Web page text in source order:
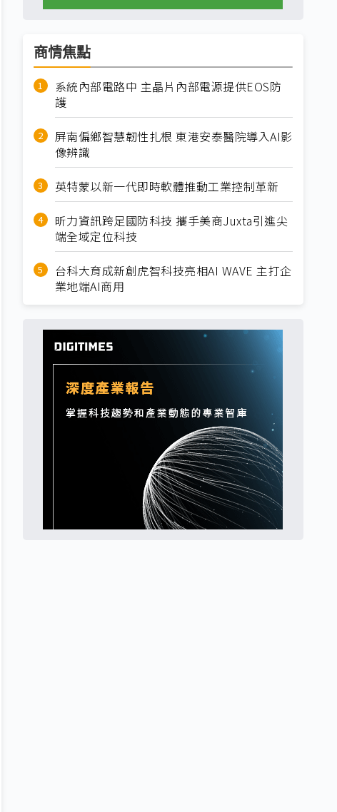
商情焦點
系統內部電路中 主晶片內部電源提供EOS防
護
屏南偏鄉智慧韌性扎根 東港安泰醫院導入AI影
像辨識
英特蒙以新一代即時軟體推動工業控制革新
昕力資訊跨足國防科技 攜手美商Juxta引進尖
端全域定位科技
台科大育成新創虎智科技亮相AI WAVE 主打企
業地端AI商用